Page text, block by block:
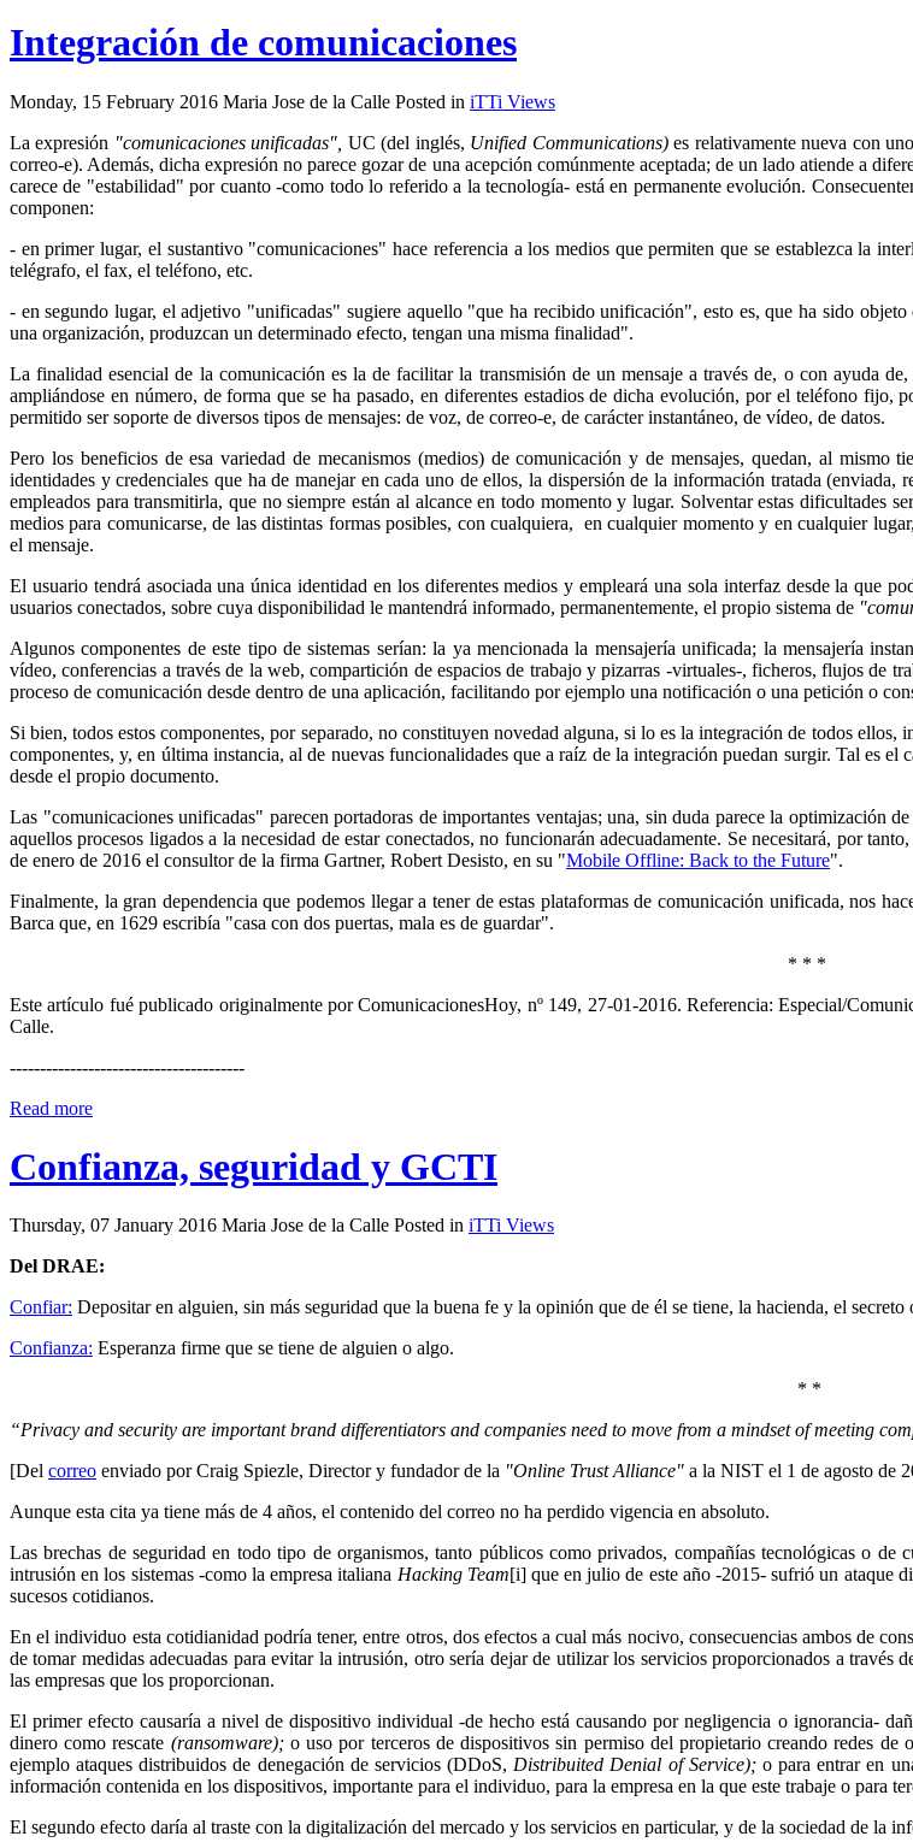
Integración de comunicaciones
Monday, 15 February 2016 Maria Jose de la Calle Posted in iTTi Views
La expresión "comunicaciones unificadas", UC (del inglés, Unified Communications)es relativamente nueva con
correo-e). Además, dicha expresión no parece gozar de una acepción comúnmente aceptada; de un lado atiende a
carece de "estabilidad" por cuanto -como todo lo referido a la tecnología- está en permanente evolución.
componen:
- en primer lugar, el sustantivo "comunicaciones" hace referencia a los medios que permiten que se establezca la
telégrafo, el fax, el teléfono, etc.
- en segundo lugar, el adjetivo "unificadas" sugiere aquello "que ha recibido unificación", esto es, que ha sido
una organización, produzcan un determinado efecto, tengan una misma finalidad".
La finalidad esencial de la comunicación es la de facilitar la transmisión de un mensaje a través de, o con ayuda
ampliándose en número, de forma que se ha pasado, en diferentes estadios de dicha evolución, por el teléfono
permitido ser soporte de diversos tipos de mensajes: de voz, de correo-e, de carácter instantáneo, de vídeo, de datos.
Pero los beneficios de esa variedad de mecanismos (medios) de comunicación y de mensajes, quedan, al mismo
identidades y credenciales que ha de manejar en cada uno de ellos, la dispersión de la información tratada
empleados para transmitirla, que no siempre están al alcance en todo momento y lugar. Solventar estas dificultades
medios para comunicarse, de las distintas formas posibles, con cualquiera, en cualquier momento y en cualquier
el mensaje.
El usuario tendrá asociada una única identidad en los diferentes medios y empleará una sola interfaz desde la que
usuarios conectados, sobre cuya disponibilidad le mantendrá informado, permanentemente, el propio sistema de
Algunos componentes de este tipo de sistemas serían: la ya mencionada la mensajería unificada; la mensajería
vídeo, conferencias a través de la web, compartición de espacios de trabajo y pizarras -virtuales-, ficheros, flujos de
proceso de comunicación desde dentro de una aplicación, facilitando por ejemplo una notificación o una petición o
Si bien, todos estos componentes, por separado, no constituyen novedad alguna, si lo es la integración de todos
componentes, y, en última instancia, al de nuevas funcionalidades que a raíz de la integración puedan surgir. Tal es
desde el propio documento.
Las "comunicaciones unificadas" parecen portadoras de importantes ventajas; una, sin duda parece la optimización
aquellos procesos ligados a la necesidad de estar conectados, no funcionarán adecuadamente. Se necesitará, por
de enero de 2016 el consultor de la firma Gartner, Robert Desisto, en su "Mobile Offline: Back to the Future".
Finalmente, la gran dependencia que podemos llegar a tener de estas plataformas de comunicación unificada, nos
Barca que, en 1629 escribía "casa con dos puertas, mala es de guardar".
* * *
Este artículo fué publicado originalmente por ComunicacionesHoy, nº 149, 27-01-2016. Referencia: Especial/
Calle.
---------------------------------------
Read more
Confianza, seguridad y GCTI
Thursday, 07 January 2016 Maria Jose de la Calle Posted in iTTi Views
Del DRAE:
Confiar: Depositar en alguien, sin más seguridad que la buena fe y la opinión que de él se tiene, la hacienda, el secreto
Confianza: Esperanza firme que se tiene de alguien o algo.
* *
“Privacy and security are important brand differentiators and companies need to move from a mindset of meeting
[Del correo enviado por Craig Spiezle, Director y fundador de la "Online Trust Alliance" a la NIST el 1 de agosto de
Aunque esta cita ya tiene más de 4 años, el contenido del correo no ha perdido vigencia en absoluto.
Las brechas de seguridad en todo tipo de organismos, tanto públicos como privados, compañías tecnológicas o de
intrusión en los sistemas -como la empresa italiana Hacking Team[i] que en julio de este año -2015- sufrió un ataque
sucesos cotidianos.
En el individuo esta cotidianidad podría tener, entre otros, dos efectos a cual más nocivo, consecuencias ambos de
de tomar medidas adecuadas para evitar la intrusión, otro sería dejar de utilizar los servicios proporcionados a
las empresas que los proporcionan.
El primer efecto causaría a nivel de dispositivo individual -de hecho está causando por negligencia o ignorancia-
dinero como rescate (ransomware);o uso por terceros de dispositivos sin permiso del propietario creando redes de
ejemplo ataques distribuidos de denegación de servicios (DDoS,Distribuited Denial of Service);o para entrar en
información contenida en los dispositivos, importante para el individuo, para la empresa en la que este trabaje o para
El segundo efecto daría al traste con la digitalización del mercado y los servicios en particular, y de la sociedad de la